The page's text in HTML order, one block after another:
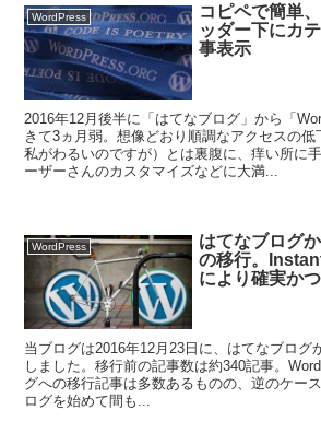
WordPress
コピペで簡単
ッダー下にカ
事表示
2016年12月後半に「はてなブログ」から「
きて3ヵ月弱。想像どおり順調なアクセスの
私がわるいのですが）とは裏腹に、痒い所に
ーザーさんのカスタマイズなどに大満...
WordPress
はてなブログ
の移行。
により確実か
当ブログは2016年12月23日に、はてなブログ
しました。移行前の記事数は約340記事。
グへの移行記事は多数あるものの、逆のケー
ログを始めて間も...